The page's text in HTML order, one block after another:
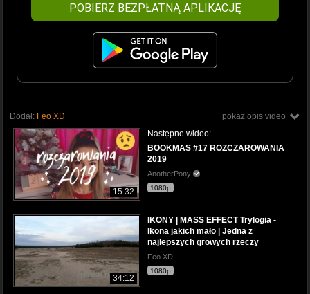
POBIERZ BEZPŁATNĄ APLIKACJĘ
pokaż opis video
Dodał: Feo XD
15:32
Następne wideo:
BOOKMAS #17 ROZCZAROWANIA
2019
AnotherPony
1080p
34:12
IKONY | MASS EFFECT Trylogia -
Ikona jakich mało | Jedna z
najlepszych growych rzeczy
Feo XD
1080p